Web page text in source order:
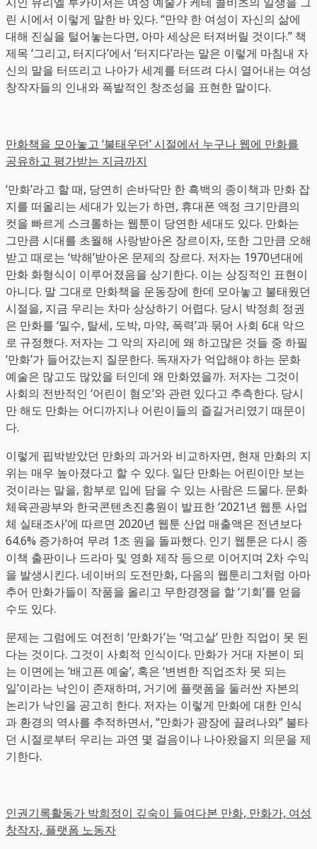
린 시에서 이렇게 말한 바 있다. “만약 한 여성이 자신의 삶에
대해 진실을 털어놓는다면, 아마 세상은 터져버릴 것이다.” 책
제목 ‘그리고, 터지다’에서 ‘터지다’라는 말은 이렇게 마침내 자
신의 말을 터뜨리고 나아가 세계를 터뜨려 다시 열어내는 여성
창작자들의 인내와 폭발적인 창조성을 표현한 말이다.
만화책을 모아놓고 ‘불태우던’ 시절에서 누구나 웹에 만화를
공유하고 평가받는 지금까지
‘만화’라고 할 때, 당연히 손바닥만 한 흑백의 종이책과 만화 잡
지를 떠올리는 세대가 있는가 하면, 휴대폰 액정 크기만큼의
컷을 빠르게 스크롤하는 웹툰이 당연한 세대도 있다. 만화는
그만큼 시대를 초월해 사랑받아온 장르이자, 또한 그만큼 오해
받고 때로는 ‘박해’받아온 문제의 장르다. 저자는 1970년대에
만화 화형식이 이루어졌음을 상기한다. 이는 상징적인 표현이
아니다. 말 그대로 만화책을 운동장에 한데 모아놓고 불태웠던
시절을, 지금 우리는 차마 상상하기 어렵다. 당시 박정희 정권
은 만화를 ‘밀수, 탈세, 도박, 마약, 폭력’과 묶어 사회 6대 악으
로 규정했다. 저자는 그 악의 자리에 왜 하고많은 것들 중 하필
‘만화’가 들어갔는지 질문한다. 독재자가 억압해야 하는 문화
예술은 많고도 많았을 터인데 왜 만화였을까. 저자는 그것이
사회의 전반적인 ‘어린이 혐오’와 관련 있다고 추측한다. 당시
만 해도 만화는 어디까지나 어린이들의 즐길거리였기 때문이
다.
이렇게 핍박받았던 만화의 과거와 비교하자면, 현재 만화의 지
위는 매우 높아졌다고 할 수 있다. 일단 만화는 어린이만 보는
것이라는 말을, 함부로 입에 담을 수 있는 사람은 드물다. 문화
체육관광부와 한국콘텐츠진흥원이 발표한 ‘2021년 웹툰 사업
체 실태조사’에 따르면 2020년 웹툰 산업 매출액은 전년보다
64.6% 증가하여 무려 1조 원을 돌파했다. 인기 웹툰은 다시 종
이책 출판이나 드라마 및 영화 제작 등으로 이어지며 2차 수익
을 발생시킨다. 네이버의 도전만화, 다음의 웹툰리그처럼 아마
추어 만화가들이 작품을 올리고 무한경쟁을 할 ‘기회’를 얻을
수도 있다.
문제는 그럼에도 여전히 ‘만화가’는 ‘먹고살’ 만한 직업이 못 된
다는 것이다. 그것이 사회적 인식이다. 만화가 거대 자본이 되
는 이면에는 ‘배고픈 예술’, 혹은 ‘변변한 직업조차 못 되는
일’이라는 낙인이 존재하며, 거기에 플랫폼을 둘러싼 자본의
논리가 낙인을 공고히 한다. 저자는 이렇게 만화에 대한 인식
과 환경의 역사를 추적하면서, “만화가 광장에 끌려나와” 불타
던 시절로부터 우리는 과연 몇 걸음이나 나아왔을지 의문을 제
기한다.
인권기록활동가 박희정이 깊숙이 들여다본 만화, 만화가, 여성
창작자, 플랫폼 노동자